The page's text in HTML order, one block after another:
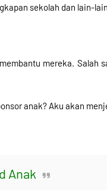
sekolah dan lain-
mereka. Salah
anak? Aku akan
Anak